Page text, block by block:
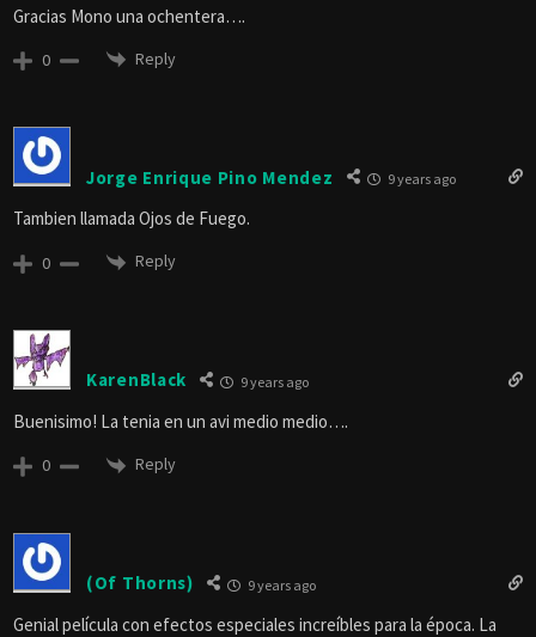
Gracias Mono una ochentera….
0 Reply
Jorge Enrique Pino Mendez 9 years ago
Tambien llamada Ojos de Fuego.
0 Reply
KarenBlack 9 years ago
Buenisimo! La tenia en un avi medio medio….
0 Reply
(Of Thorns) 9 years ago
Genial película con efectos especiales increíbles para la época. La